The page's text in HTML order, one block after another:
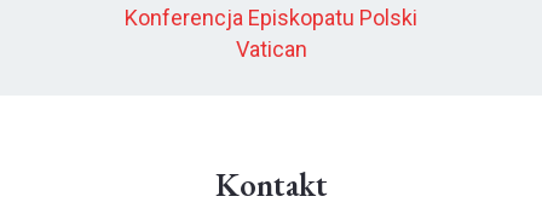
Konferencja Episkopatu Polski
Vatican
Kontakt